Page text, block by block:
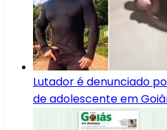
Lutador é denunciado
de adolescente em